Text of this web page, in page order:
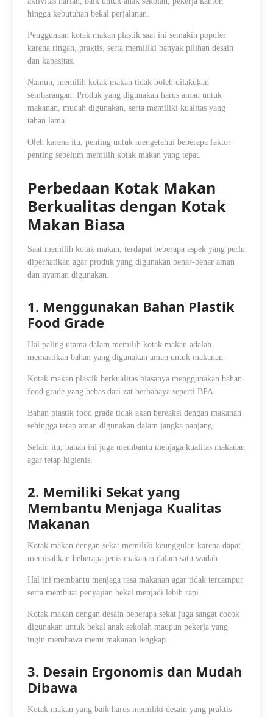
hingga kebutuhan bekal perjalanan.
Penggunaan kotak makan plastik saat ini semakin populer
karena ringan, praktis, serta memiliki banyak pilihan desain
dan kapasitas.
Namun, memilih kotak makan tidak boleh dilakukan
sembarangan. Produk yang digunakan harus aman untuk
makanan, mudah digunakan, serta memiliki kualitas yang
tahan lama.
Oleh karena itu, penting untuk mengetahui beberapa faktor
penting sebelum memilih kotak makan yang tepat.
Perbedaan Kotak Makan
Berkualitas dengan Kotak
Makan Biasa
Saat memilih kotak makan, terdapat beberapa aspek yang perlu
diperhatikan agar produk yang digunakan benar-benar aman
dan nyaman digunakan.
1. Menggunakan Bahan Plastik
Food Grade
Hal paling utama dalam memilih kotak makan adalah
memastikan bahan yang digunakan aman untuk makanan.
Kotak makan plastik berkualitas biasanya menggunakan bahan
food grade yang bebas dari zat berbahaya seperti BPA.
Bahan plastik food grade tidak akan bereaksi dengan makanan
sehingga tetap aman digunakan dalam jangka panjang.
Selain itu, bahan ini juga membantu menjaga kualitas makanan
agar tetap higienis.
2. Memiliki Sekat yang
Membantu Menjaga Kualitas
Makanan
Kotak makan dengan sekat memiliki keunggulan karena dapat
memisahkan beberapa jenis makanan dalam satu wadah.
Hal ini membantu menjaga rasa makanan agar tidak tercampur
serta membuat penyajian bekal menjadi lebih rapi.
Kotak makan dengan desain beberapa sekat juga sangat cocok
digunakan untuk bekal anak sekolah maupun pekerja yang
ingin membawa menu makanan lengkap.
3. Desain Ergonomis dan Mudah
Dibawa
Kotak makan yang baik harus memiliki desain yang praktis